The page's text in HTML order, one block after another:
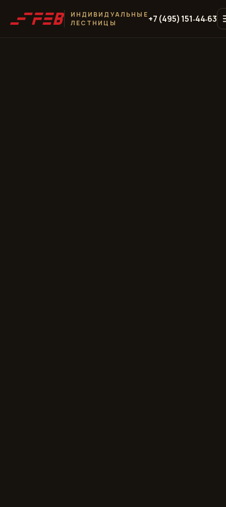
ИНДИВИДУАЛЬНЫЕ
ЛЕСТНИЦЫ
+7 (495) 151‑44‑63